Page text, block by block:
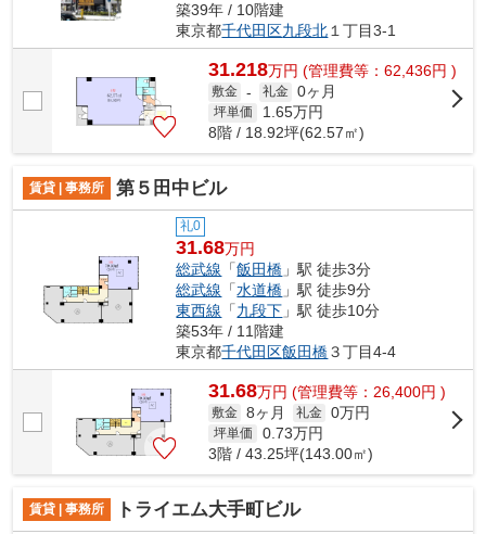
築39年 / 10階建
東京都千代田区九段北１丁目3-1
31.218万円 (管理費等：62,436円 )
敷金 - 礼金 0ヶ月
坪単価 1.65万円
8階 / 18.92坪(62.57㎡)
賃貸 | 事務所 第５田中ビル
礼0
31.68万円
総武線 「飯田橋 」駅 徒歩3分
総武線 「水道橋 」駅 徒歩9分
東西線 「九段下 」駅 徒歩10分
築53年 / 11階建
東京都千代田区飯田橋３丁目4-4
31.68万円 (管理費等：26,400円 )
敷金 8ヶ月 礼金 0万円
坪単価 0.73万円
3階 / 43.25坪(143.00㎡)
賃貸 | 事務所 トライエム大手町ビル